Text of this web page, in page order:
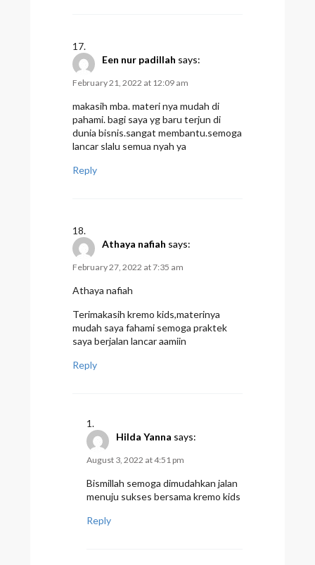
Een nur padillah says:
February 21, 2022 at 12:09 am
makasih mba. materi nya mudah di
pahami. bagi saya yg baru terjun di
dunia bisnis.sangat membantu.semoga
lancar slalu semua nyah ya
Reply
Athaya nafiah says:
February 27, 2022 at 7:35 am
Athaya nafiah
Terimakasih kremo kids,materinya
mudah saya fahami semoga praktek
saya berjalan lancar aamiin
Reply
Hilda Yanna says:
August 3, 2022 at 4:51 pm
Bismillah semoga dimudahkan jalan
menuju sukses bersama kremo kids
Reply